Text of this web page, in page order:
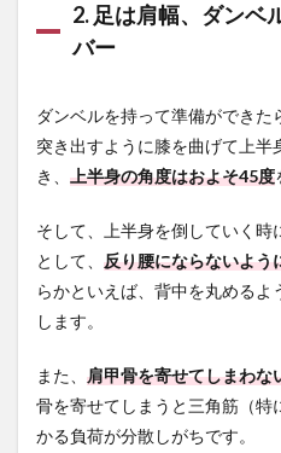
ブ
ル・
ズ
6
【Q&A】
リアレイ
て多い質
問
6.1
Q. 三
にう
まく
効く
やり
方は
2. 足は肩幅、ダンベ
バー
ダンベルを持って準備ができ
突き出すように膝を曲げて上半
き、 上半身の角度はおよそ45度
そして、上半身を倒していく時
として、 反り腰にならないよう
らかといえば、背中を丸めるよ
します。
また、 肩甲骨を寄せてしまわな
骨を寄せてしまうと三角筋（特
かる負荷が分散しがちです。